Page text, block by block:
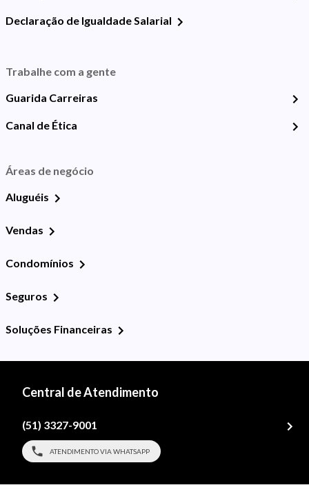
Declaração de Igualdade Salarial
Trabalhe com a gente
Guarida Carreiras
Canal de Ética
Áreas de negócio
Aluguéis
Vendas
Condomínios
Seguros
Soluções Financeiras
Central de Atendimento
(51) 3327-9001
ATENDIMENTO VIA WHATSAPP